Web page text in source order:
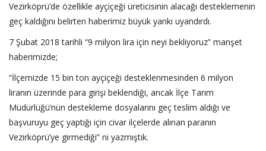
Vezirköprü’de özellikle ayçiçeği üreticisinin alacağı desteklemenin
geç kaldığını belirten haberimiz büyük yankı uyandırdı.
7 Şubat 2018 tarihli “9 milyon lira için neyi bekliyoruz” manşet
haberimizde;
“İlçemizde 15 bin ton ayçiçeği desteklenmesinden 6 milyon
liranın üzerinde para girişi beklendiği, ancak İlçe Tarım
Müdürlüğü’nün destekleme dosyalarını geç teslim aldığı ve
başvuruyu geç yaptığı için civar ilçelerde alınan paranın
Vezirköprü’ye girmediği” ni yazmıştık.